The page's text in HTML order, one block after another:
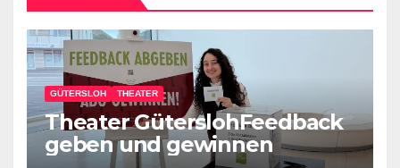
GÜTERSLOH THEATER
Theater GüterslohFeedback
geben und gewinnen